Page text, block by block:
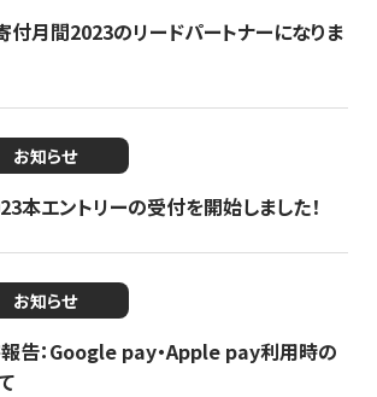
付月間2023のリードパートナーになりま
お知らせ
本エントリーの受付を開始しました！
お知らせ
報告：Google pay・Apple pay利用時の